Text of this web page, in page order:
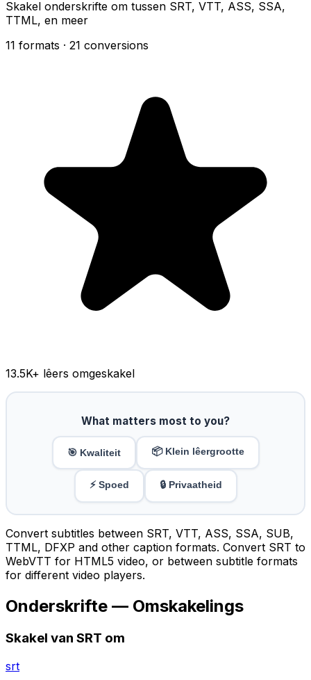
Skakel onderskrifte om tussen SRT, VTT, ASS, SSA,
TTML, en meer
11 formats · 21 conversions
13.5K+ lêers omgeskakel
What matters most to you?
🎯 Kwaliteit 📦 Klein lêergrootte
⚡ Spoed 🔒 Privaatheid
Convert subtitles between SRT, VTT, ASS, SSA, SUB,
TTML, DFXP and other caption formats. Convert SRT to
WebVTT for HTML5 video, or between subtitle formats
for different video players.
Onderskrifte — Omskakelings
Skakel van SRT om
srt